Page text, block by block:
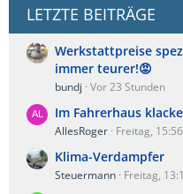
LETZTE BEITRÄGE
Werkstattpreise
immer teurer!😡
bundj Vor 23 Stunden
Im Fahrerhaus
AllesRoger Freitag, 15:56
Klima-Verdampfer
Steuermann Freitag,